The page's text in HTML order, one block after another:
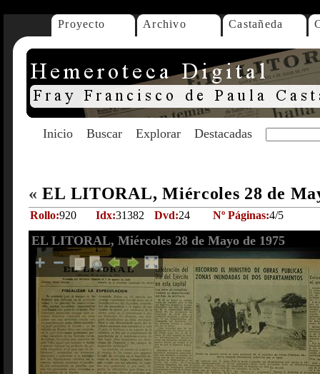
Proyecto Archivo Castañeda
Inicio Buscar Explorar Destacadas
« EL LITORAL, Miércoles 28 de
Rollo:920 Idx:31382 Dvd:24 Nº Páginas:4/5
EL LITORAL, Miércoles 28 de Mayo de 1975